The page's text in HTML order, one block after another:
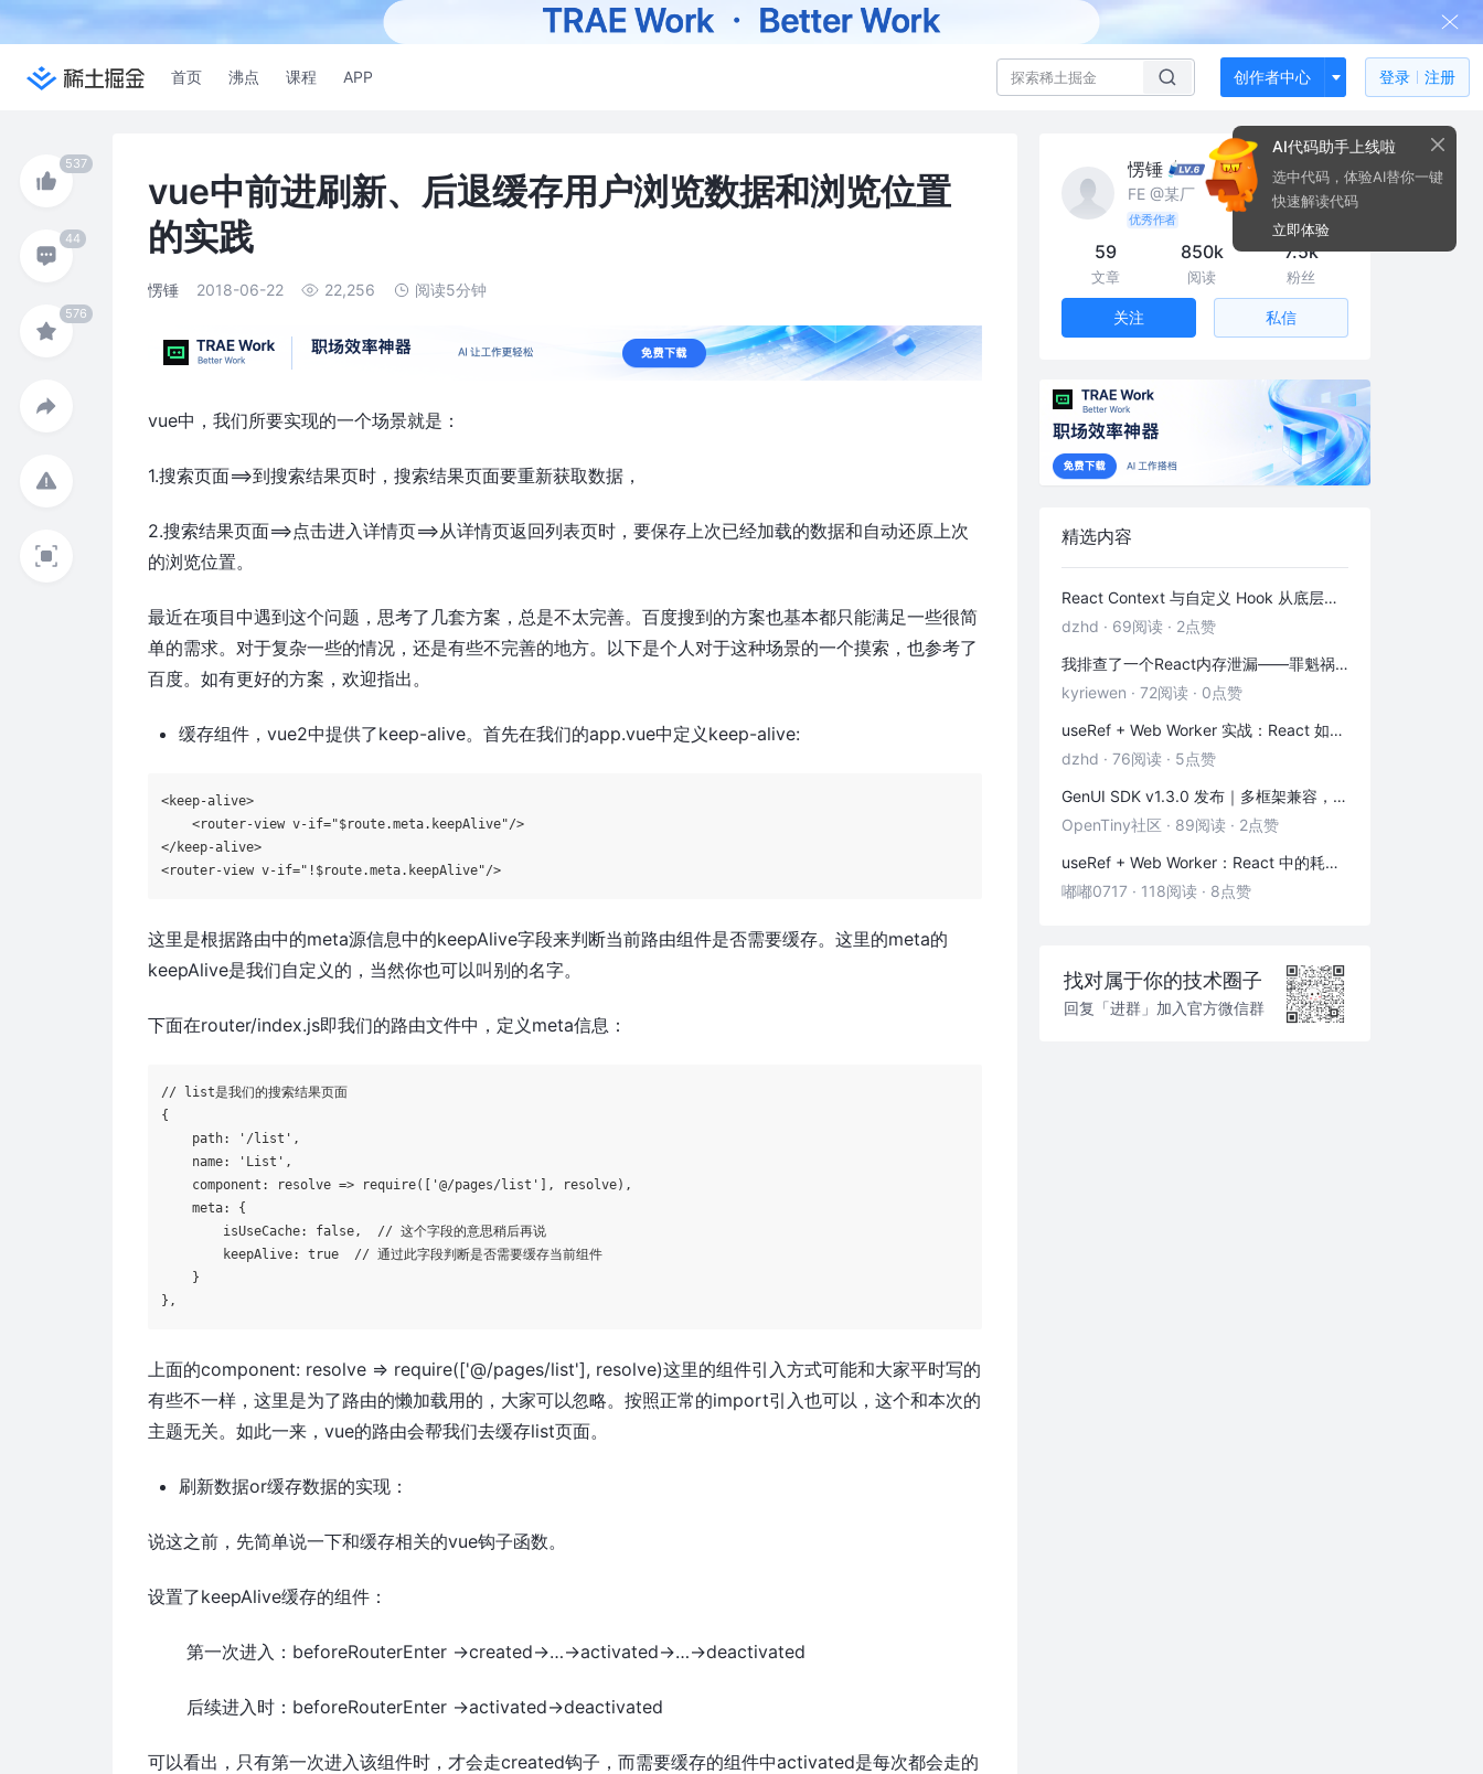
首页 沸点 课程 APP 创作者中心 登录 注册
vue中前进刷新、后退缓存用户浏览数据和浏览位置
的实践
愣锤 2018-06-22 22,256 阅读5分钟
vue中，我们所要实现的一个场景就是：
1.搜索页面==>到搜索结果页时，搜索结果页面要重新获取数据，
2.搜索结果页面==>点击进入详情页==>从详情页返回列表页时，要保存上次已经加载的数据和自动还原上次
的浏览位置。
最近在项目中遇到这个问题，思考了几套方案，总是不太完善。百度搜到的方案也基本都只能满足一些很简
单的需求。对于复杂一些的情况，还是有些不完善的地方。以下是个人对于这种场景的一个摸索，也参考了
百度。如有更好的方案，欢迎指出。
缓存组件，vue2中提供了keep-alive。首先在我们的app.vue中定义keep-alive:
<keep-alive>
    <router-view v-if=
"$route.meta.keepAlive"/>
</keep-alive>
<router-view v-if="! $route.meta.keepAlive"/>
这里是根据路由中的meta源信息中的keepAlive字段来判断当前路由组件是否需要缓存。这里的meta的
keepAlive是我们自定义的，当然你也可以叫别的名字。
下面在router/index.js即我们的路由文件中，定义meta信息：
// list是我们的搜索结果页面
{
    path:
'/list' ,
    name:
'List' ,
    component: resolve => require([
'@/pages/list' ], resolve),
    meta: {
        isUseCache:
false ,  // 这个字段的意思稍后再说
        keepAlive:
true
  // 通过此字段判断是否需要缓存当前组件
    }
},
上面的component: resolve => require(['@/pages/list'], resolve)这里的组件引入方式可能和大家平时写的
有些不一样，这里是为了路由的懒加载用的，大家可以忽略。按照正常的import引入也可以，这个和本次的
主题无关。如此一来，vue的路由会帮我们去缓存list页面。
刷新数据or缓存数据的实现：
说这之前，先简单说一下和缓存相关的vue钩子函数。
设置了keepAlive缓存的组件：
第一次进入：beforeRouterEnter ->created->…->activated->…->deactivated
后续进入时：beforeRouterEnter ->activated->deactivated
可以看出，只有第一次进入该组件时，才会走created钩子，而需要缓存的组件中activated是每次都会走的
愣锤
FE @某厂
优秀作者
59
文章
850k
阅读
7.5k
粉丝
关注 私信
精选内容
React Context 与自定义 Hook 从底层到实践：「跨层级通信 + 副作用封装」全解析
dzhd · 69阅读 · 2点赞
我排查了一个React内存泄漏——罪魁祸首是这3个被忽略的清理函数
kyriewen · 72阅读 · 0点赞
useRef + Web Worker 实战：React 如何优雅地拥抱多线程
dzhd · 76阅读 · 5点赞
GenUI SDK v1.3.0 发布｜多框架兼容，一键换物料，渲染器 & 演练场全面增强！
OpenTiny社区 · 89阅读 · 2点赞
useRef + Web Worker：React 中的耗时计算不卡页面
嘟嘟0717 · 118阅读 · 8点赞
找对属于你的技术圈子
回复「进群」加入官方微信群
AI代码助手上线啦
选中代码，体验AI替你一键
快速解读代码
立即体验